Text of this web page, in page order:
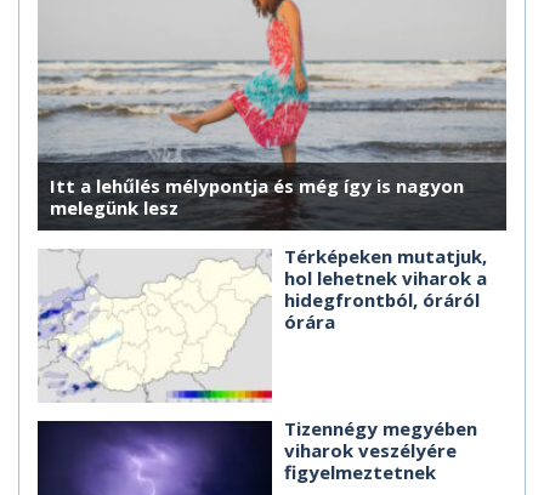
Itt a lehűlés mélypontja és még így is nagyon
melegünk lesz
Térképeken mutatjuk,
hol lehetnek viharok a
hidegfrontból, óráról
órára
Tizennégy megyében
viharok veszélyére
figyelmeztetnek